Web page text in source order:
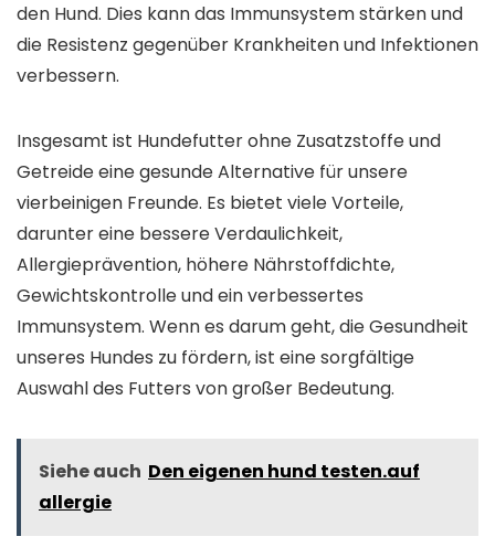
den Hund. Dies kann das Immunsystem stärken und
die Resistenz gegenüber Krankheiten und Infektionen
verbessern.
Insgesamt ist Hundefutter ohne Zusatzstoffe und
Getreide eine gesunde Alternative für unsere
vierbeinigen Freunde. Es bietet viele Vorteile,
darunter eine bessere Verdaulichkeit,
Allergieprävention, höhere Nährstoffdichte,
Gewichtskontrolle und ein verbessertes
Immunsystem. Wenn es darum geht, die Gesundheit
unseres Hundes zu fördern, ist eine sorgfältige
Auswahl des Futters von großer Bedeutung.
Siehe auch Den eigenen hund testen.auf
allergie